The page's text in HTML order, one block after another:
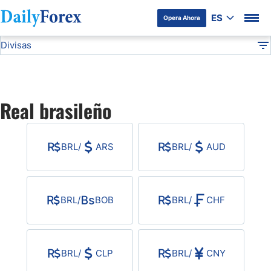
Opera Ahora ES
Divulgación del Anunciante
Divisas
USD/JPY
GBP/USD
AUD/USD
Real brasileño
BRL/ ARS BRL/ AUD
BRL/ BOB BRL/ CHF
BRL/ CLP BRL/ CNY